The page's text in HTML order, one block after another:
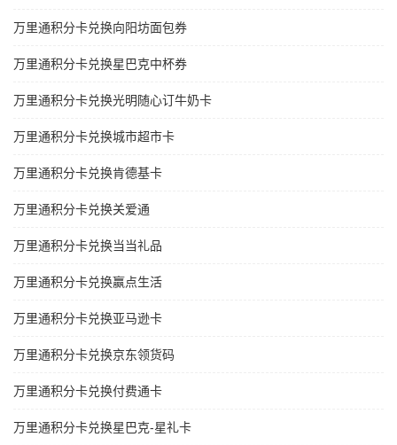
万里通积分卡兑换向阳坊面包券
万里通积分卡兑换星巴克中杯券
万里通积分卡兑换光明随心订牛奶卡
万里通积分卡兑换城市超市卡
万里通积分卡兑换肯德基卡
万里通积分卡兑换关爱通
万里通积分卡兑换当当礼品
万里通积分卡兑换赢点生活
万里通积分卡兑换亚马逊卡
万里通积分卡兑换京东领货码
万里通积分卡兑换付费通卡
万里通积分卡兑换星巴克-星礼卡